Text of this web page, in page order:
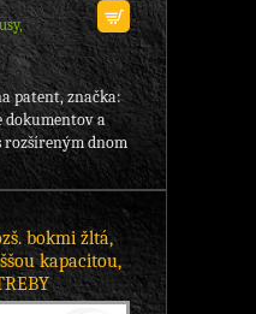
patent, značka:
dokumentov a
rozšíreným dnom
bokmi žltá,
kapacitou,